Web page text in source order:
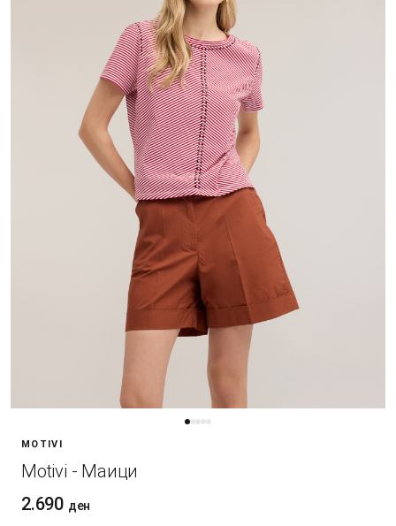
MOTIVI
Motivi - Маици
2.690 ден